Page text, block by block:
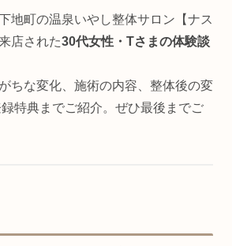
地町の温泉いやし整体サロン【ナス
店された30代女性・Tさまの体験談
ちな変化、施術の内容、整体後の変
特典までご紹介。ぜひ最後までご